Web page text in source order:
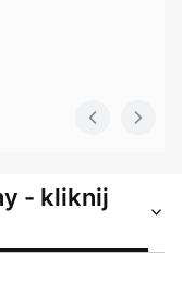
- kliknij